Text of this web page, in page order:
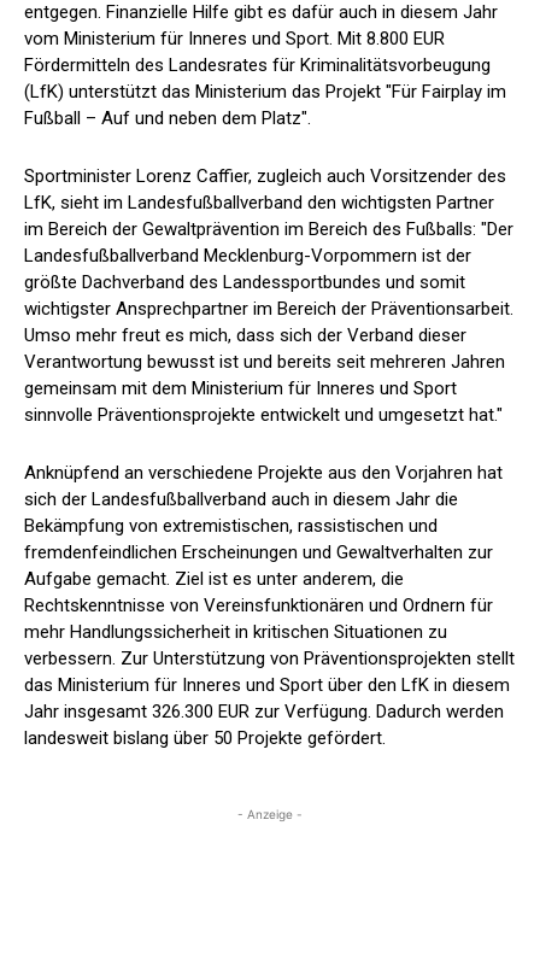
entgegen. Finanzielle Hilfe gibt es dafür auch in diesem Jahr
vom Ministerium für Inneres und Sport. Mit 8.800 EUR
Fördermitteln des Landesrates für Kriminalitätsvorbeugung
(LfK) unterstützt das Ministerium das Projekt "Für Fairplay im
Fußball – Auf und neben dem Platz".
Sportminister Lorenz Caffier, zugleich auch Vorsitzender des
LfK, sieht im Landesfußballverband den wichtigsten Partner
im Bereich der Gewaltprävention im Bereich des Fußballs: "Der
Landesfußballverband Mecklenburg-Vorpommern ist der
größte Dachverband des Landessportbundes und somit
wichtigster Ansprechpartner im Bereich der Präventionsarbeit.
Umso mehr freut es mich, dass sich der Verband dieser
Verantwortung bewusst ist und bereits seit mehreren Jahren
gemeinsam mit dem Ministerium für Inneres und Sport
sinnvolle Präventionsprojekte entwickelt und umgesetzt hat."
Anknüpfend an verschiedene Projekte aus den Vorjahren hat
sich der Landesfußballverband auch in diesem Jahr die
Bekämpfung von extremistischen, rassistischen und
fremdenfeindlichen Erscheinungen und Gewaltverhalten zur
Aufgabe gemacht. Ziel ist es unter anderem, die
Rechtskenntnisse von Vereinsfunktionären und Ordnern für
mehr Handlungssicherheit in kritischen Situationen zu
verbessern. Zur Unterstützung von Präventionsprojekten stellt
das Ministerium für Inneres und Sport über den LfK in diesem
Jahr insgesamt 326.300 EUR zur Verfügung. Dadurch werden
landesweit bislang über 50 Projekte gefördert.
- Anzeige -